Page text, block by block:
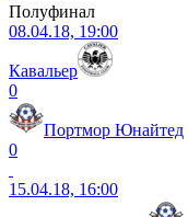
Полуфинал
08.04.18, 19:00
Кавальер
0
Портмор Юнайтед
0
15.04.18, 16:00